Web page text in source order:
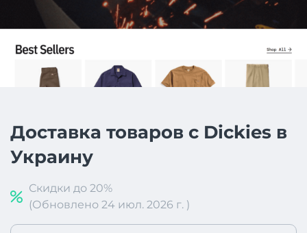
Доставка товаров с Dickies в
Украину
Скидки до 20%
(Обновлено 24 июл. 2026 г. )